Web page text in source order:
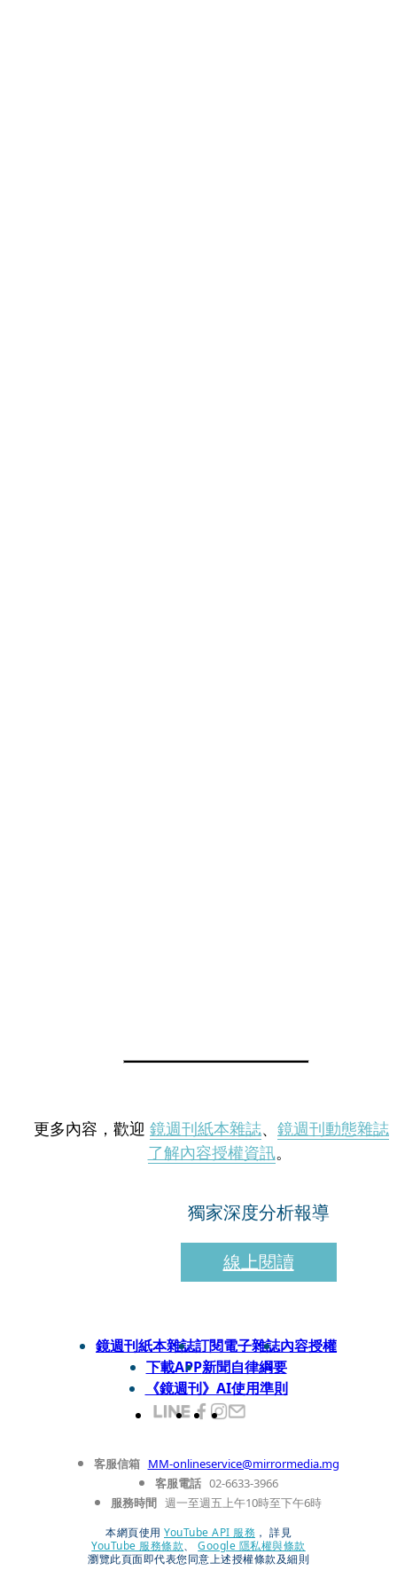
更多內容，歡迎 鏡週刊紙本雜誌、 鏡週刊動態雜誌
了解內容授權資訊。
獨家深度分析報導
線上閱讀
鏡週刊紙本雜誌訂閱電子雜誌內容授權
下載APP新聞自律綱要
《鏡週刊》AI使用準則
客服信箱 MM-onlineservice@mirrormedia.mg
客服電話 02-6633-3966
服務時間 週一至週五上午10時至下午6時
本網頁使用 YouTube API 服務 ， 詳見
YouTube 服務條款、
Google 隱私權與條款
瀏覽此頁面即代表您同意上述授權條款及細則